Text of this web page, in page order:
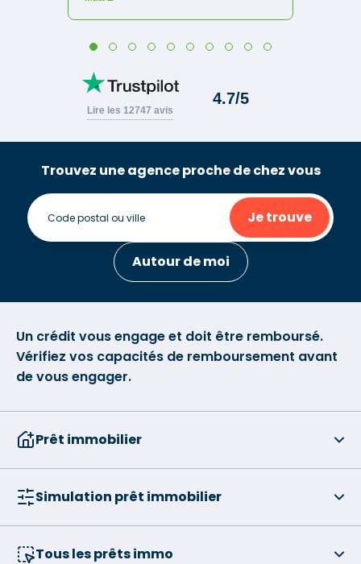
Trouvez une agence proche de chez vous
Je trouve
Autour de moi
Un crédit vous engage et doit être remboursé.
Vérifiez vos capacités de remboursement avant
de vous engager.
Prêt immobilier
Simulation prêt immobilier
Tous les prêts immo